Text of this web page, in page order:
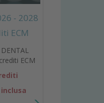
- 2028
ECM
ECM
inclusa